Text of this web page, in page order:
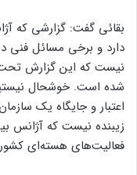
بقائی گفت: گزارشی که
دارد و برخی مسائل فنی
نیست که این گزارش
شده است. خوشحال
اعتبار و جایگاه یک
زیبنده نیست که آژانس
فعالیت‌های هسته‌ای